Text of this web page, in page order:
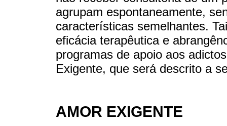
agrupam espontaneamente,
características semelhantes.
eficácia terapêutica e
programas de apoio aos
Exigente, que será descrito a
AMOR EXIGENTE